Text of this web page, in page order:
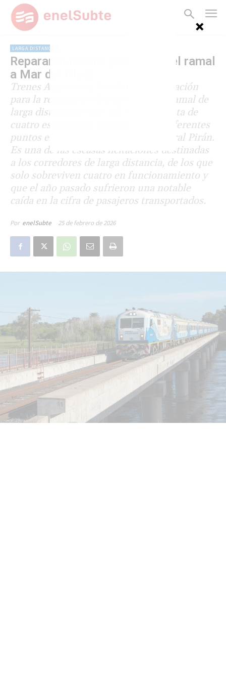
LARGA DISTANCIA
Repararán cuatro puentes en el ramal
a Mar del Plata
Trenes Argentinos lanzó una contratación
para la reparación de puentes en el ramal de
larga distancia a Mar del Plata. Se trata de
cuatro estructuras distribuidas en diferentes
puntos entre Alejandro Korn y General Pirán.
Es una de las escasas licitaciones destinadas
a los corredores de larga distancia, de los que
solo sobreviven cuatro en funcionamiento y
que el año pasado sufrieron una notable
caída en la cifra de pasajeros transportados.
Por enelSubte 25 de febrero de 2026